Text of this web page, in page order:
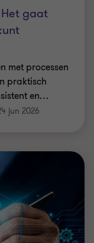
Het gaat
met processen
praktisch
en…
jun 2026